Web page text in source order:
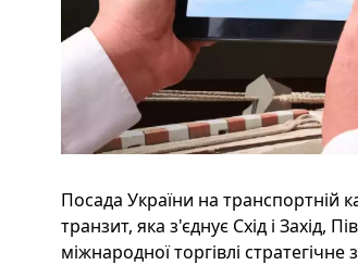
Посада України на транспортній
транзит, яка з'єднує Схід і Захід,
міжнародної торгівлі